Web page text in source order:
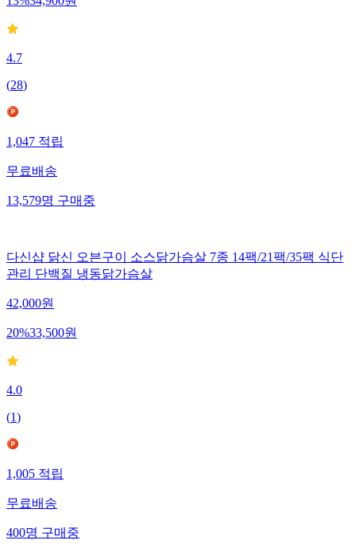
13%34,900원
4.7
(28)
1,047적립
무료배송
13,579명구매중
다신샵 닭신 오븐구이 소스닭가슴살 7종 14팩/21팩/35팩 식단
관리 단백질 냉동닭가슴살
42,000원
20%33,500원
4.0
(1)
1,005적립
무료배송
400명구매중